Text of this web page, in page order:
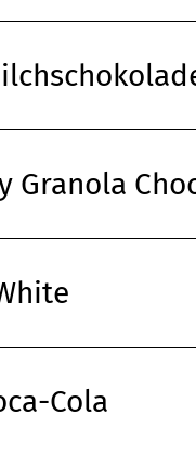
Granola
Cola